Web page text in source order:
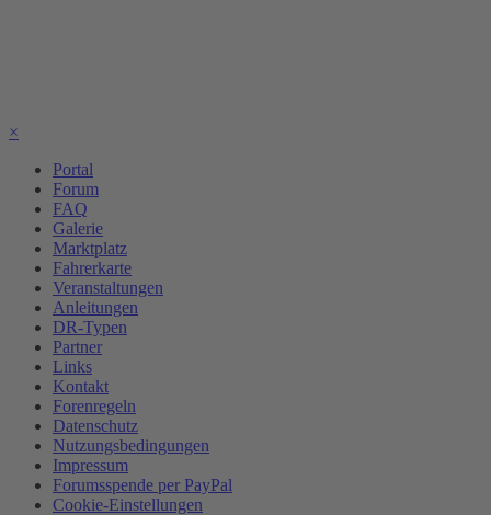
×
Portal
Forum
FAQ
Galerie
Marktplatz
Fahrerkarte
Veranstaltungen
Anleitungen
DR-Typen
Partner
Links
Kontakt
Forenregeln
Datenschutz
Nutzungsbedingungen
Impressum
Forumsspende per PayPal
Cookie-Einstellungen